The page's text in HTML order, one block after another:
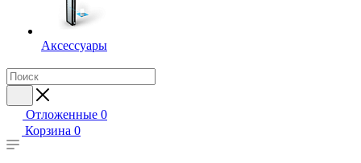
Аксессуары
Отложенные 0
Корзина 0